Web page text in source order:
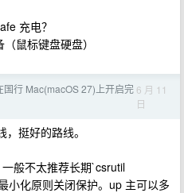
充电？
鼠标键盘硬盘）
国行 Mac(macOS 27)上开启完 6 月 11
日
挺好的路线。
般不太推荐长期`csrutil
小化原则关闭保护。up 主可以多